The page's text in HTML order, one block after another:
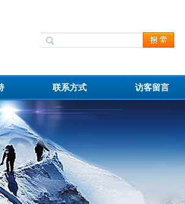
联系方式 访客留言